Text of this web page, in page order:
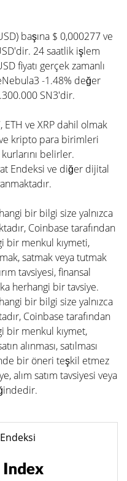
başına $ 0,000277 ve
24 saatlik işlem
fiyatı gerçek zamanlı
-1.48% değer
SN3'dir.
ETH ve XRP dahil olmak
kripto para birimleri
belirler.
Endeksi ve diğer dijital
bir bilgi size yalnızca
Coinbase tarafından
bir menkul kıymeti,
satmak veya tutmak
tavsiyesi, finansal
herhangi bir tavsiye.
bir bilgi size yalnızca
Coinbase tarafından
bir menkul kıymet,
alınması, satılması
bir öneri teşkil etmez
alım satım tavsiyesi veya